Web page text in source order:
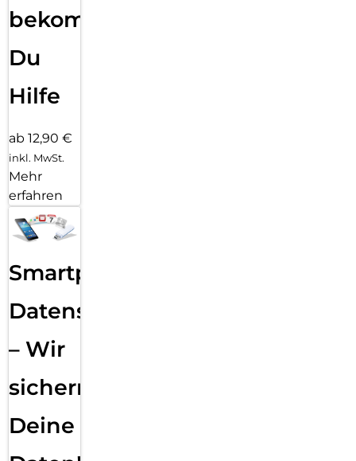
bekommst
Du
Hilfe
ab 12,90 €
inkl. MwSt.
Mehr
erfahren
Smartphone
Datensicherung
– Wir
sichern
Deine